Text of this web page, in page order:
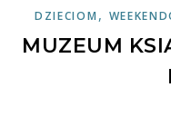
DZIECIOM ,
MUZEUM